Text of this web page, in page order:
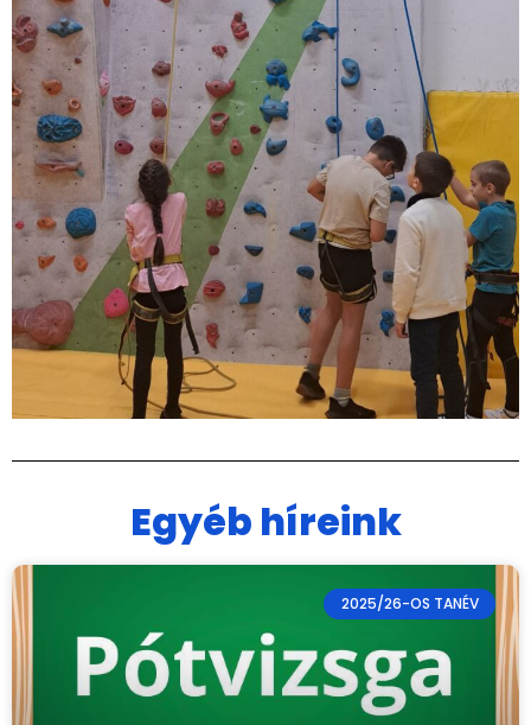
Egyéb híreink
2025/26-OS TANÉV